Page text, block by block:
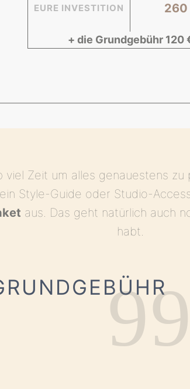
EURE INVESTITION 260
+ die Grundgebühr 120
Zeit um alles genauestens
Style-Guide oder Studio-
aus. Das geht natürlich auch
habt.